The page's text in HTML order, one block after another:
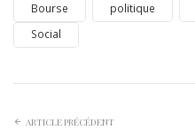
Bourse politique
Social
ARTICLE PRÉCÉDENT